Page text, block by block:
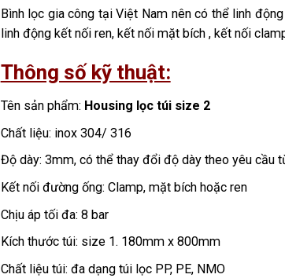
Bình lọc gia công tại Việt Nam nên có thể linh
linh động kết nối ren, kết nối mặt bích , kết nối
Thông số kỹ thuật:
Tên sản phẩm: Housing lọc túi size 2
Chất liệu: inox 304/ 316
Độ dày: 3mm, có thể thay đổi độ dày theo yêu cầu
Kết nối đường ống: Clamp, mặt bích hoặc ren
Chịu áp tối đa: 8 bar
Kích thước túi: size 1. 180mm x 800mm
Chất liệu túi: đa dạng túi lọc PP, PE, NMO